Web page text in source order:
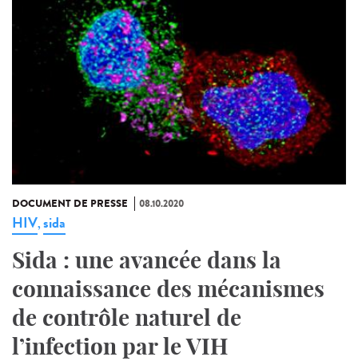
DOCUMENT DE PRESSE 08.10.2020
HIV,sida
Sida : une avancée dans la
connaissance des mécanismes
de contrôle naturel de
l’infection par le VIH